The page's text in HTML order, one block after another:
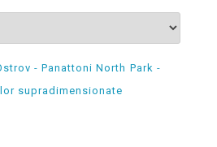
- Panattoni North Park -
supradimensionate